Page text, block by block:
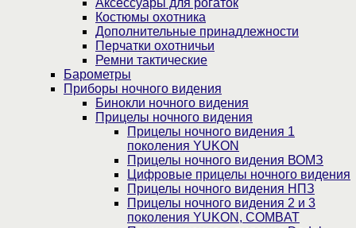
Аксессуары для рогаток
Костюмы охотника
Дополнительные принадлежности
Перчатки охотничьи
Ремни тактические
Барометры
Приборы ночного видения
Бинокли ночного видения
Прицелы ночного видения
Прицелы ночного видения 1
поколения YUKON
Прицелы ночного видения ВОМЗ
Цифровые прицелы ночного видения
Прицелы ночного видения НПЗ
Прицелы ночного видения 2 и 3
поколения YUKON, COMBAT